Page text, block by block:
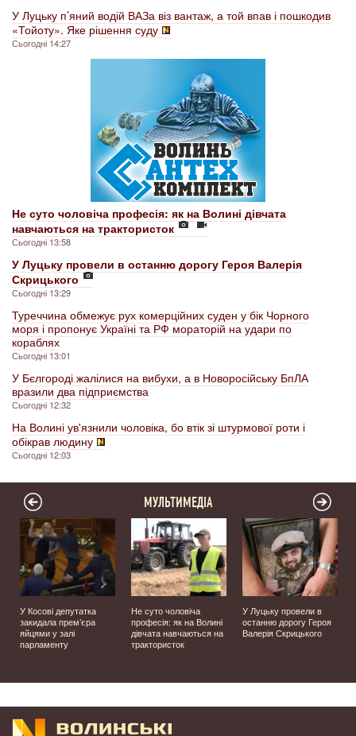
У Луцьку п’яний водій ВАЗа віз вантаж, а той впав і пошкодив
«Тойоту». Яке рішення суду
Сьогодні 14:27
Не суто чоловіча професія: як на Волині дівчата
навчаються на трактористок
Сьогодні 13:58
У Луцьку провели в останню дорогу Героя Валерія
Скрицького
Сьогодні 13:29
Туреччина обмежує рух комерційних суден у бік Чорного
моря і пропонує Україні та РФ мораторій на удари по
кораблях
Сьогодні 13:01
У Бєлгороді жалілися на вибухи, а в Новоросійську БпЛА
вразили два підприємства
Сьогодні 12:32
На Волині ув'язнили чоловіка, бо втік зі штурмової роти і
обікрав людину
Сьогодні 12:03
МУЛЬТИМЕДІА
У Косові депутатка
закидала прем’єра
яйцями у залі
парламенту
Не суто чоловіча
професія: як на Волині
дівчата навчаються на
трактористок
У Луцьку провели в
останню дорогу Героя
Валерія Скрицького